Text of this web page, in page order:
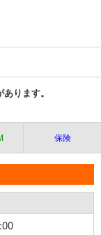
ります。
保険